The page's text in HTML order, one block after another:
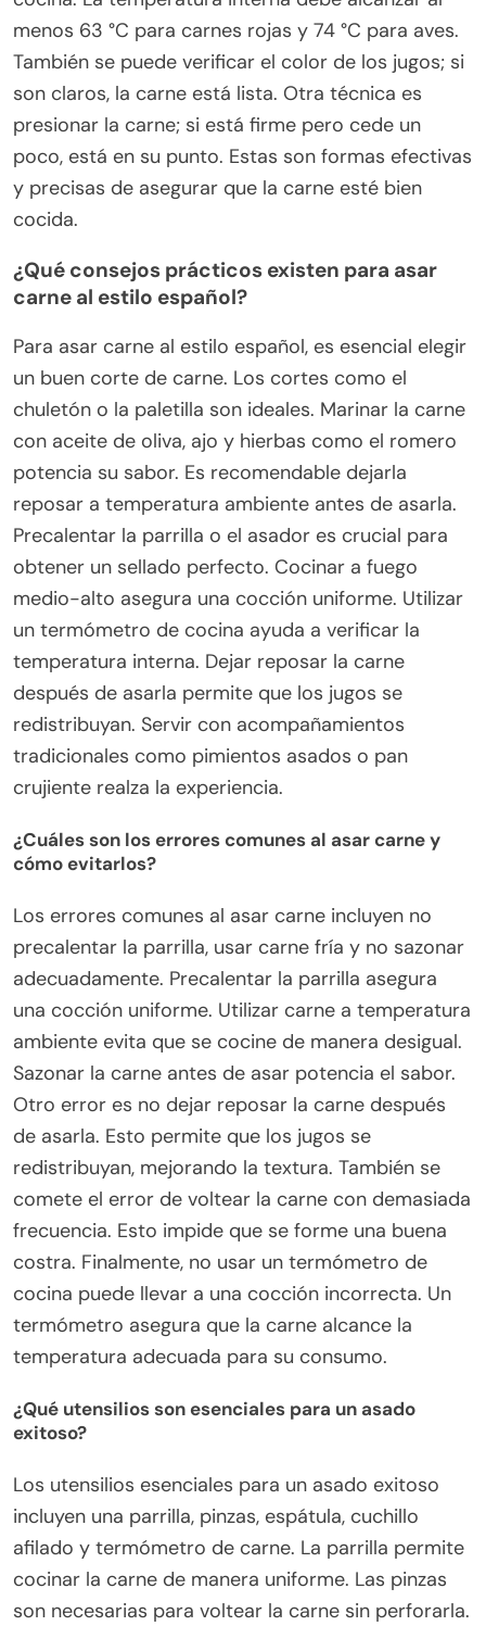
menos 63 °C para carnes rojas y 74 °C para aves.
También se puede verificar el color de los jugos; si
son claros, la carne está lista. Otra técnica es
presionar la carne; si está firme pero cede un
poco, está en su punto. Estas son formas efectivas
y precisas de asegurar que la carne esté bien
cocida.
¿Qué consejos prácticos existen para asar
carne al estilo español?
Para asar carne al estilo español, es esencial elegir
un buen corte de carne. Los cortes como el
chuletón o la paletilla son ideales. Marinar la carne
con aceite de oliva, ajo y hierbas como el romero
potencia su sabor. Es recomendable dejarla
reposar a temperatura ambiente antes de asarla.
Precalentar la parrilla o el asador es crucial para
obtener un sellado perfecto. Cocinar a fuego
medio-alto asegura una cocción uniforme. Utilizar
un termómetro de cocina ayuda a verificar la
temperatura interna. Dejar reposar la carne
después de asarla permite que los jugos se
redistribuyan. Servir con acompañamientos
tradicionales como pimientos asados o pan
crujiente realza la experiencia.
¿Cuáles son los errores comunes al asar carne y
cómo evitarlos?
Los errores comunes al asar carne incluyen no
precalentar la parrilla, usar carne fría y no sazonar
adecuadamente. Precalentar la parrilla asegura
una cocción uniforme. Utilizar carne a temperatura
ambiente evita que se cocine de manera desigual.
Sazonar la carne antes de asar potencia el sabor.
Otro error es no dejar reposar la carne después
de asarla. Esto permite que los jugos se
redistribuyan, mejorando la textura. También se
comete el error de voltear la carne con demasiada
frecuencia. Esto impide que se forme una buena
costra. Finalmente, no usar un termómetro de
cocina puede llevar a una cocción incorrecta. Un
termómetro asegura que la carne alcance la
temperatura adecuada para su consumo.
¿Qué utensilios son esenciales para un asado
exitoso?
Los utensilios esenciales para un asado exitoso
incluyen una parrilla, pinzas, espátula, cuchillo
afilado y termómetro de carne. La parrilla permite
cocinar la carne de manera uniforme. Las pinzas
son necesarias para voltear la carne sin perforarla.